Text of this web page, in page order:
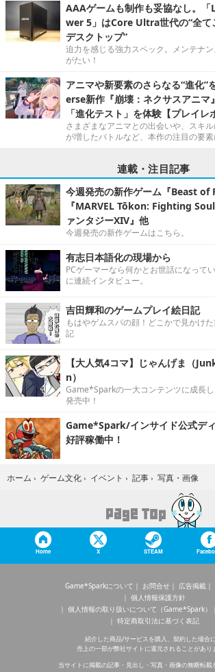
AAAゲームも制作も妥協なし。
wer 5」はCore Ultra世代の“全て
デスクトップ”
迫力を感じる強力スペック。メンテナ
がたい！
アニマや新要素のさらなる“進化”
erse新作『崩壊：ネクサスアニマ
「進化テスト」を体験【プレイレ
さまざまなアニマとの出会いや、スキ
が増したバトルなど、本作の注目の要素
連載・注目記事
今週発売の新作ゲーム『Beast of
『MARVEL Tōkon: Fighting
ァンタジーXIV』他
今週発売の新作ゲームはこちら。
有志日本語化の現場から
PCゲーマーなら何かとお世話になって
に連続インタビュー。
吉田輝和のゲームプレイ絵日記
もはやゲムスパの顔！どこかで見かけ
記
【大人気4コマ】じゃんげま（
n）
Game*Sparkの一大コンテンツに成長
発売中！
Game*Spark/インサイド公式デ
好評稼働中！
ホーム › ゲーム文化 › イベント › 記事 › 写真・画像
Home X STEAM
Game*Sparkについて お問合せ 広告掲載
個人情報保護方針
個人情報の取り扱いについて（Game*Spark）
特定商取引法に基づく表記
紹介した商品/サービスを購入、契約した場合に
売上の一部が弊社サイトに還元されることがあり
当サイトに掲載の記事・見出し・写真・画像の無断転載